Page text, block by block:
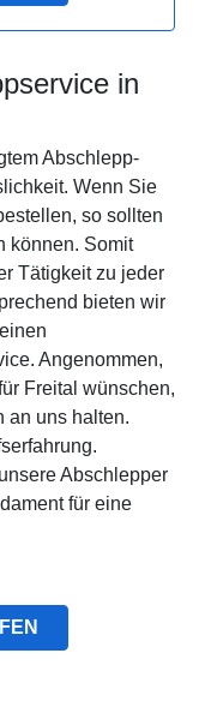
in
Abschlepp-
Wenn Sie
so sollten
können. Somit
Tätigkeit zu jeder
bieten wir
Angenommen,
Freital wünschen,
an uns halten.
Abschlepper
für eine